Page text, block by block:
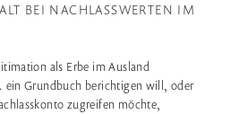
BEI NACHLASSWERTEN IM
als Erbe im Ausland
ein Grundbuch berichtigen will, oder
zugreifen möchte,